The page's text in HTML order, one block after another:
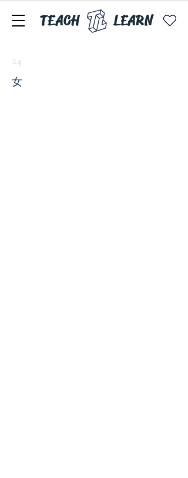
TEACH LEARN
24
女